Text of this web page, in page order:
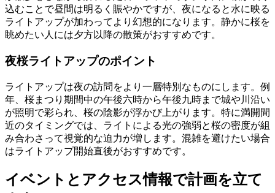
込むことで昼間は明るく賑やかですが、夜になると水に映る
ライトアップが加わってより幻想的になります。静かに桜を
眺めたい人には夕方以降の散策がおすすめです。
夜桜ライトアップのポイント
ライトアップは夜の訪問をより一層特別なものにします。例
年、桜まつり期間中の午後六時から午後九時まで城や川沿い
が照明で彩られ、桜の陰影が浮かび上がります。特に満開間
近のタイミングでは、ライトによる光の強弱と桜の密度が組
み合わさって視覚的な迫力が増します。混雑を避けたい場合
はライトアップ開始直後がおすすめです。
イベントとアクセス情報で計画を立て